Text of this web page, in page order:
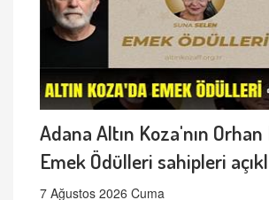
Adana Altın Koza'nın
Emek Ödülleri sahipleri
7 Ağustos 2026 Cuma